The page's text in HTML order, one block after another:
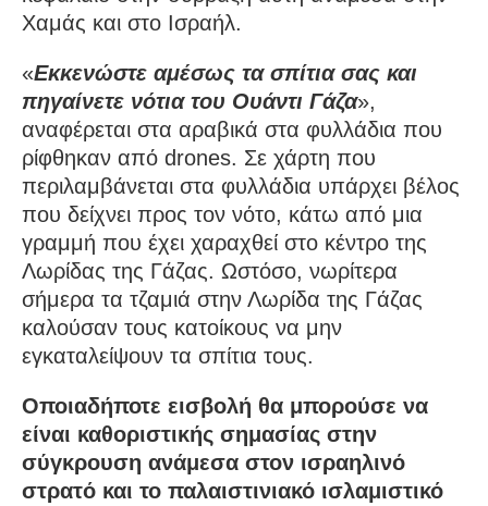
Χαμάς και στο Ισραήλ.
«Εκκενώστε αμέσως τα σπίτια σας και
πηγαίνετε νότια του Ουάντι Γάζα»,
αναφέρεται στα αραβικά στα φυλλάδια που
ρίφθηκαν από drones. Σε χάρτη που
περιλαμβάνεται στα φυλλάδια υπάρχει βέλος
που δείχνει προς τον νότο, κάτω από μια
γραμμή που έχει χαραχθεί στο κέντρο της
Λωρίδας της Γάζας. Ωστόσο, νωρίτερα
σήμερα τα τζαμιά στην Λωρίδα της Γάζας
καλούσαν τους κατοίκους να μην
εγκαταλείψουν τα σπίτια τους.
Οποιαδήποτε εισβολή θα μπορούσε να
είναι καθοριστικής σημασίας στην
σύγκρουση ανάμεσα στον ισραηλινό
στρατό και το παλαιστινιακό ισλαμιστικό